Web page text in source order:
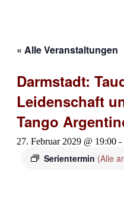
« Alle Veranstaltungen
Darmstadt:
Leidenschaft
Tango
27. Februar 2029 @ 19:00 -
Serientermin (Alle